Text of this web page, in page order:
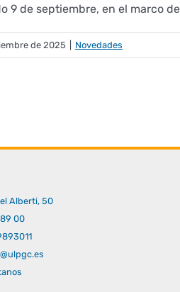
9 de septiembre, en el marco
de 2025 Novedades
Alberti, 50
00